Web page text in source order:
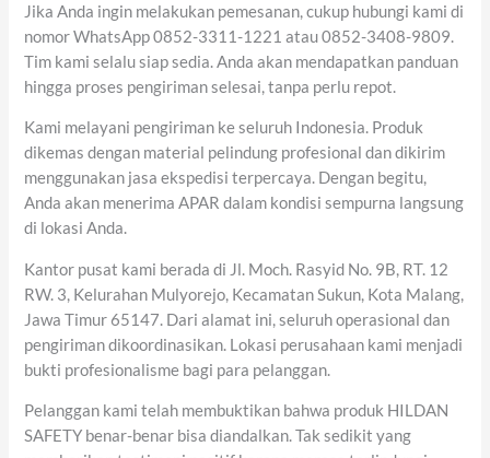
Jika Anda ingin melakukan pemesanan, cukup hubungi kami di
nomor WhatsApp 0852-3311-1221 atau 0852-3408-9809.
Tim kami selalu siap sedia. Anda akan mendapatkan panduan
hingga proses pengiriman selesai, tanpa perlu repot.
Kami melayani pengiriman ke seluruh Indonesia. Produk
dikemas dengan material pelindung profesional dan dikirim
menggunakan jasa ekspedisi terpercaya. Dengan begitu,
Anda akan menerima APAR dalam kondisi sempurna langsung
di lokasi Anda.
Kantor pusat kami berada di Jl. Moch. Rasyid No. 9B, RT. 12
RW. 3, Kelurahan Mulyorejo, Kecamatan Sukun, Kota Malang,
Jawa Timur 65147. Dari alamat ini, seluruh operasional dan
pengiriman dikoordinasikan. Lokasi perusahaan kami menjadi
bukti profesionalisme bagi para pelanggan.
Pelanggan kami telah membuktikan bahwa produk HILDAN
SAFETY benar-benar bisa diandalkan. Tak sedikit yang